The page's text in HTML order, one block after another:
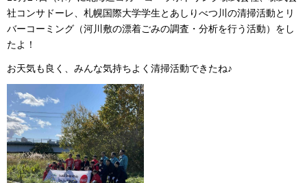
社コンサドーレ、札幌国際大学学生とあしりべつ川の清掃活動とリ
バーコーミング（河川敷の漂着ごみの調査・分析を行う活動）をし
たよ！
お天気も良く、みんな気持ちよく清掃活動できたね♪